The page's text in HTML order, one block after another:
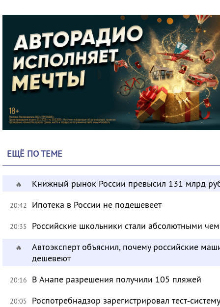
ЕЩЁ ПО ТЕМЕ
🔥 Книжный рынок России превысил 131 млрд
20:42 Ипотека в России не подешевеет
20:35 Российские школьники стали абсолютными
🔥
Автоэксперт объяснил, почему российские
дешевеют
20:16 В Анапе разрешения получили 105 пляжей
20:05 Роспотребнадзор зарегистрировал